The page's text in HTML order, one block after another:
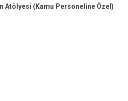
Atölyesi (Kamu Personeline Özel)